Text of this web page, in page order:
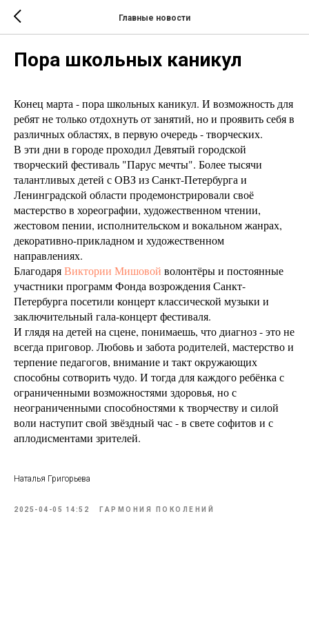
Главные новости
Пора школьных каникул
Конец марта - пора школьных каникул. И возможность для
ребят не только отдохнуть от занятий, но и проявить себя в
различных областях, в первую очередь - творческих.
В эти дни в городе проходил Девятый городской
творческий фестиваль "Парус мечты". Более тысячи
талантливых детей с ОВЗ из Санкт-Петербурга и
Ленинградской области продемонстрировали своё
мастерство в хореографии, художественном чтении,
жестовом пении, исполнительском и вокальном жанрах,
декоративно-прикладном и художественном
направлениях.
БлагодаряВиктории Мишовой волонтёры и постоянные
участники программ Фонда возрождения Санкт-
Петербурга посетили концерт классической музыки и
заключительный гала-концерт фестиваля.
И глядя на детей на сцене, понимаешь, что диагноз - это не
всегда приговор. Любовь и забота родителей, мастерство и
терпение педагогов, внимание и такт окружающих
способны сотворить чудо. И тогда для каждого ребёнка с
ограниченными возможностями здоровья, но с
неограниченными способностями к творчеству и силой
воли наступит свой звёздный час - в свете софитов и с
аплодисментами зрителей.
Наталья Григорьева
2025-04-05 14:52 ГАРМОНИЯ ПОКОЛЕНИЙ